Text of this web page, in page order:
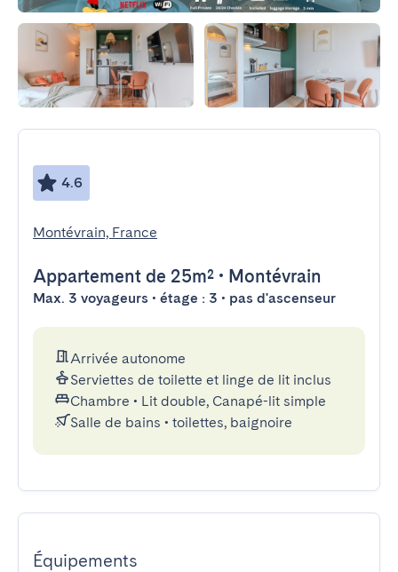
4.6
Montévrain, France
Appartement de 25m² • Montévrain
Max. 3 voyageurs • étage : 3 • pas d'ascenseur
Arrivée autonome
Serviettes de toilette et linge de lit inclus
Chambre • Lit double, Canapé-lit simple
Salle de bains • toilettes, baignoire
Équipements